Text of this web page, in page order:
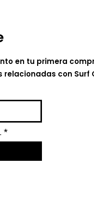
en tu primera
con Surf
*